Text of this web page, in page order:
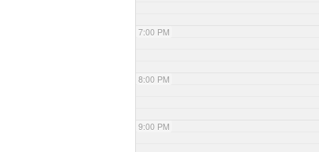
7:00 PM
8:00 PM
9:00 PM